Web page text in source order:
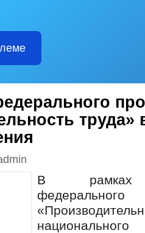
труда»
В рамках